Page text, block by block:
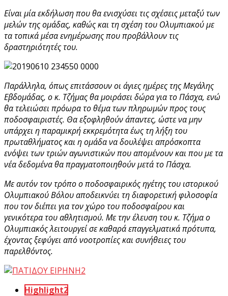
Είναι μία εκδήλωση που θα ενισχύσει τις σχέσεις μεταξύ των
μελών της ομάδας, καθώς και τη σχέση του Ολυμπιακού με
τα τοπικά μέσα ενημέρωσης που προβάλλουν τις
δραστηριότητές του.
Παράλληλα, όπως επιτάσσουν οι άγιες ημέρες της Μεγάλης
Εβδομάδας, ο κ. Τζήμας θα μοιράσει δώρα για το Πάσχα, ενώ
θα τελειώσει πρόωρα το θέμα των πληρωμών προς τους
ποδοσφαιριστές. Θα εξοφληθούν άπαντες, ώστε να μην
υπάρχει η παραμικρή εκκρεμότητα έως τη λήξη του
πρωταθλήματος και η ομάδα να δουλέψει απρόσκοπτα
ενόψει των τριών αγωνιστικών που απομένουν και που με τα
νέα δεδομένα θα πραγματοποιηθούν μετά το Πάσχα.
Με αυτόν τον τρόπο ο ποδοσφαιρικός ηγέτης του ιστορικού
Ολυμπιακού Βόλου αποδεικνύει τη διαφορετική φιλοσοφία
που τον διέπει για τον χώρο του ποδοσφαίρου και
γενικότερα του αθλητισμού. Με την έλευση του κ. Τζήμα ο
Ολυμπιακός λειτουργεί σε καθαρά επαγγελματικά πρότυπα,
έχοντας ξεφύγει από νοοτροπίες και συνήθειες του
παρελθόντος.
Highlight2